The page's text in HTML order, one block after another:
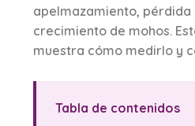
apelmazamiento, pérdida
crecimiento de mohos.
muestra cómo medirlo y
Tabla de contenidos